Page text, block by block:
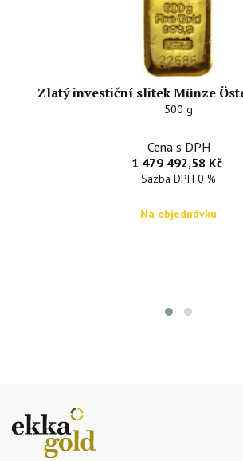
Zlatý investiční slitek Münze
500 g
Cena s DPH
1 479 492,58 Kč
Sazba DPH 0 %
Na objednávku